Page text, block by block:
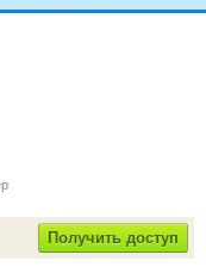
Получить доступ